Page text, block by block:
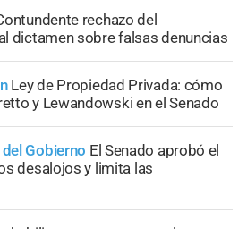
rechazo del
dictamen sobre falsas denuncias
Ley de Propiedad Privada: cómo
y Lewandowski en el Senado
Gobierno El Senado aprobó el
desalojos y limita las